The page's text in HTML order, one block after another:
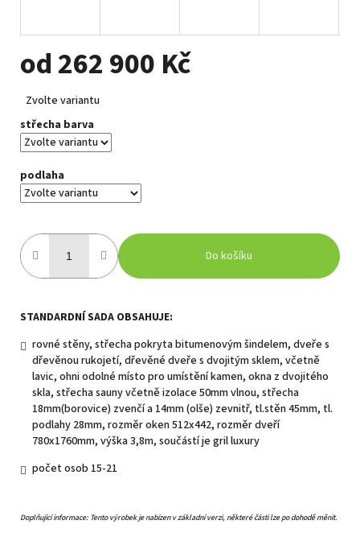
od262 900 Kč
cena:
Zvolte variantu
střecha barva
podlaha
Do košíku
STANDARDNÍ SADA OBSAHUJE:
rovné stěny, střecha pokryta bitumenovým šindelem, dveře s
dřevěnou rukojetí, dřevěné dveře s dvojitým sklem, včetně
lavic, ohni odolné místo pro umístění kamen, okna z dvojitého
skla, střecha sauny včetně izolace 50mm vlnou, střecha
18mm(borovice) zvenčí a 14mm (olše) zevnitř, tl.stěn 45mm, tl.
podlahy 28mm, rozměr oken 512x442, rozměr dveří
780x1760mm, výška 3,8m, součástí je gril luxury
počet osob 15-21
Doplňující informace: Tento výrobek je nabízen v základní verzi, některé části lze po dohodě měnit.